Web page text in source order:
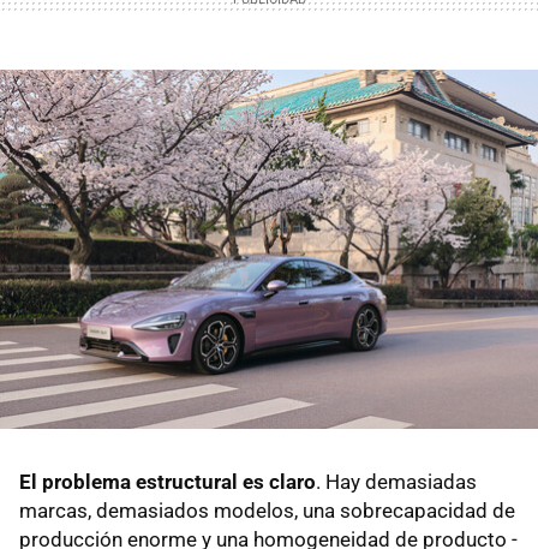
El problema estructural es claro. Hay demasiadas
marcas, demasiados modelos, una sobrecapacidad de
producción enorme y una homogeneidad de producto -